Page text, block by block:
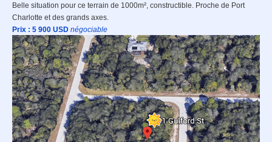
Belle situation pour ce terrain de 1000m², constructible. Proche de Port
Charlotte et des grands axes.
Prix : 5 900 USD négociable